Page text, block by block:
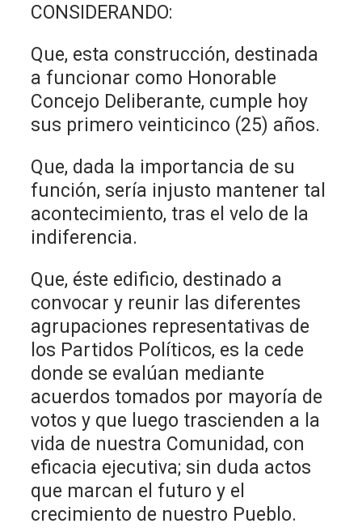
CONSIDERANDO:
Que, esta construcción, destinada
a funcionar como Honorable
Concejo Deliberante, cumple hoy
sus primero veinticinco (25) años.
Que, dada la importancia de su
función, sería injusto mantener tal
acontecimiento, tras el velo de la
indiferencia.
Que, éste edificio, destinado a
convocar y reunir las diferentes
agrupaciones representativas de
los Partidos Políticos, es la cede
donde se evalúan mediante
acuerdos tomados por mayoría de
votos y que luego trascienden a la
vida de nuestra Comunidad, con
eficacia ejecutiva; sin duda actos
que marcan el futuro y el
crecimiento de nuestro Pueblo.